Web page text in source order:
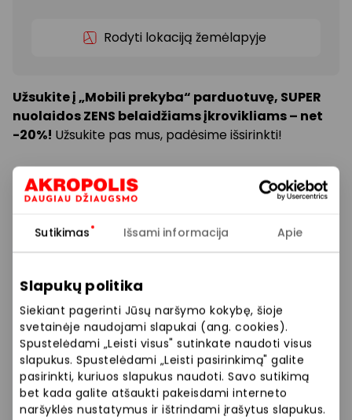
Sutikimas Išsami informacija Apie
Slapukų politika
Siekiant pagerinti Jūsų naršymo kokybę, šioje
svetainėje naudojami slapukai (ang. cookies).
Spustelėdami „Leisti visus" sutinkate naudoti visus
slapukus. Spustelėdami „Leisti pasirinkimą" galite
pasirinkti, kuriuos slapukus naudoti. Savo sutikimą
bet kada galite atšaukti pakeisdami interneto
naršyklės nustatymus ir ištrindami įrašytus slapukus.
Rodyti lokaciją žemėlapyje
Užsukite į „Mobili prekyba“ parduotuvę, SUPER
nuolaidos ZENS belaidžiams įkrovikliams – net
-20%! Užsukite pas mus, padėsime išsirinkti!
„Mobili prekyba“ – Tavo išmanus asmeninis
ekspertas.Daugiau informacijos ir ypatingų
parduotuvėje.
Prekybos ir pramogų centre „AKROPOLIS“
veikiančios parduotuvės ir paslaugų teikėjai
savarankiškai nustato taikomas nuolaidas, jų
dydžius bei kitas aktualias sąlygas.
Stengiamės kuo tiksliau pateikti aktualią